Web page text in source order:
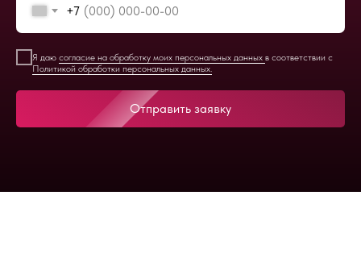
+7
Я даю согласие на обработку моих персональных данных в соответствии с
Политикой обработки персональных данных.
Отправить заявку